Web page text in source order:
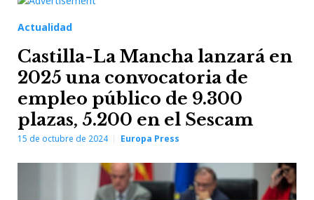
Actualidad
Castilla-La Mancha lanzará en
2025 una convocatoria de
empleo público de 9.300
plazas, 5.200 en el Sescam
15 de octubre de 2024 Europa Press